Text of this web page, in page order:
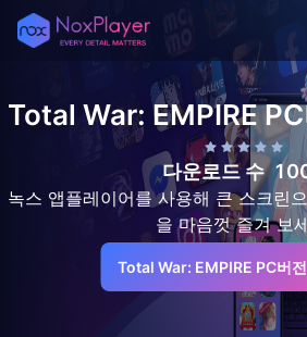
Total War: EMPIREPC
다운로드 수
녹스 앱플레이어를 사용해 큰 스크린
을 마음껏 즐겨 보
Total War: EMPIRE PC버